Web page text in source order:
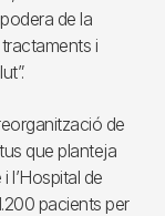
de la
i
de
que planteja
l’Hospital de
pacients per